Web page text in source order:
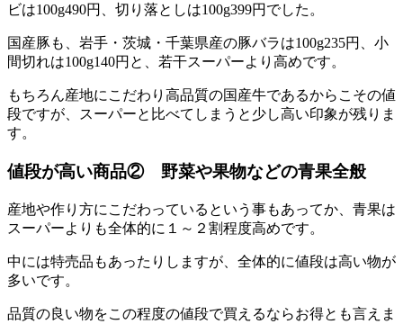
ビは100g490円、切り落としは100g399円でした。
国産豚も、岩手・茨城・千葉県産の豚バラは100g235円、小
間切れは100g140円と、若干スーパーより高めです。
もちろん産地にこだわり高品質の国産牛であるからこその値
段ですが、スーパーと比べてしまうと少し高い印象が残りま
す。
値段が高い商品② 野菜や果物などの青果全般
産地や作り方にこだわっているという事もあってか、青果は
スーパーよりも全体的に１～２割程度高めです。
中には特売品もあったりしますが、全体的に値段は高い物が
多いです。
品質の良い物をこの程度の値段で買えるならお得とも言えま